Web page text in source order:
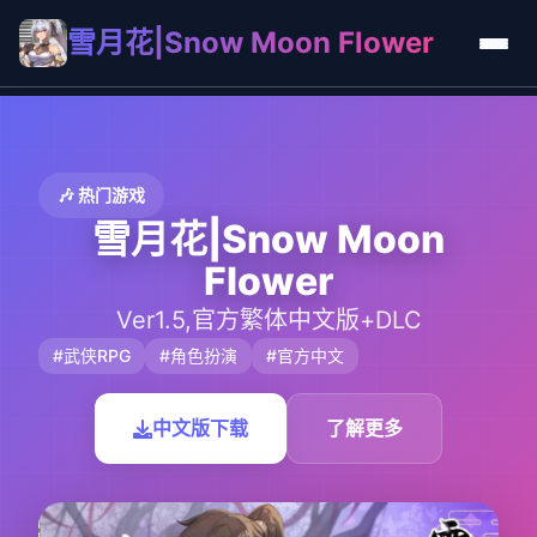
雪月花|Snow Moon Flower
🎶 热门游戏
雪月花|Snow Moon
Flower
Ver1.5,官方繁体中文版+DLC
#武侠RPG #角色扮演 #官方中文
中文版下载 了解更多